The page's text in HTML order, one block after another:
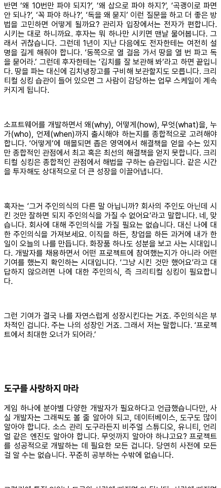
반면 ‘왜 10번만 파야 되지?’, ‘왜 삽으로 파야 하지?’, ‘곡괭이로 파면
안 되나?’, ‘꼭 파야 하나?’, ‘독을 왜 묻지’ 이런 질문을 하고 더 좋은 방
법을 고민하면 어떻게 될까요? 관리자 입장에서는 전자가 편합니다.
시키는 대로 하니까요. 후자는 뭐 하나만 시키면 맨날 물어봅니다. 그
래서 귀찮습니다. 그런데 1년이 지난 다음에도 전자한테는 여전히 설
명을 길게 해줘야 합니다. ‘동쪽으로 열 걸음 가서 땅을 열 번 파고 독
을 묻어라.’ 그런데 후자한테는 ‘김치를 잘 보관해 봐’라고 하면 끝입니
다. 땅을 파는 대신에 김치냉장고를 구비해 보관할지도 모릅니다. 크리
티컬 싱킹 습관이 들어 있으면 그 사람이 감당하는 업무 스케일이 계속
커지게 됩니다.
소프트웨어를 개발하면서 왜(why), 어떻게(how), 무엇(what)을, 누
가(who), 언제(when)까지 출시해야 하는지를 종합적으로 고려해야
합니다. ‘어떻게’에 매몰되면 좁은 영역에서 해결책을 얻을 수는 있지
만 종합적인 관점에서 최고 혹은 최선의 해결책을 얻지 못합니다. 크리
티컬 싱킹은 종합적인 관점에서 해법을 구하는 습관입니다. 같은 시간
을 투자해도 상대적으로 더 큰 성장을 이끌어냅니다.
혹자는 ‘그거 주인의식의 다른 말 아닙니까? 회사의 주인도 아닌데 시
킨 것만 잘하면 되지 주인의식을 가질 수 없어요’라고 말합니다. 네, 맞
습니다. 회사에 대해 주인의식을 가질 필요는 없습니다. 대신 나에 대
한 주인의식을 가져보세요. 이직을 하든, 창업을 하든 과거에 내가 한
일이 오늘의 나를 만듭니다. 화장품 하나도 성분을 보고 사는 시대입니
다. 개발자를 채용하면서 어떤 프로젝트에 참여했는지가 아니라 어떤
기여를 했는지 확인하는 시대입니다. ‘그냥 시킨 것만 했어요’라고 대
답하지 않으려면 나에 대한 주인의식, 즉 크리티컬 싱킹이 필요합니
다.
그런 기여가 결국 나를 자연스럽게 성장시킨다는 거죠. 주인의식은 부
차적인 겁니다. 주는 나의 성장인 거죠. 그래서 저는 말합니다. ‘프로젝
트에서 최대한 오너가 되어라.’
도구를 사랑하지 마라
게임 하나에 분야별 다양한 개발자가 필요하다고 언급했습니다만, 사
실 개발자는 그래픽도 볼 줄 알아야 되고, 데이터베이스, 도구도 많이
알아야 합니다. 소스 관리 도구라든지 비주얼 스튜디오, 유니티, 언리
얼 같은 엔진도 알아야 합니다. 무엇까지 알아야 하냐고요? 프로젝트
를 성공적으로 개발하는 데 필요한 모든 겁니다. 당연히 사전에 모든
걸 알 수는 없습니다. 꾸준히 공부하는 수밖에 없습니다.